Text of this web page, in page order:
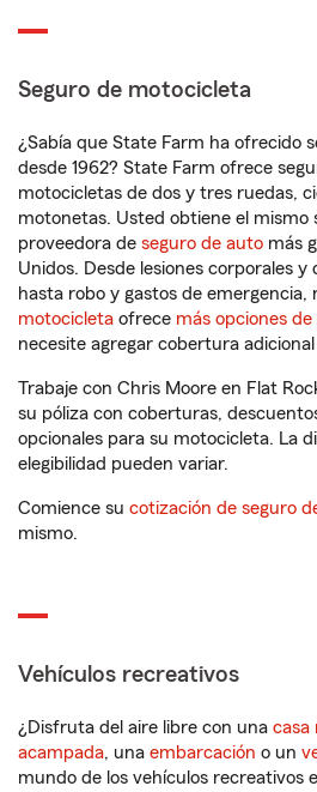
Seguro de motocicleta
¿Sabía que State Farm ha ofrecido
desde 1962? State Farm ofrece
motocicletas de dos y tres ruedas,
motonetas. Usted obtiene el mismo
proveedora de seguro de auto más
Unidos. Desde lesiones corporales y
hasta robo y gastos de emergencia,
motocicleta ofrece más opciones
necesite agregar cobertura adicional
Trabaje con Chris Moore en Flat
su póliza con coberturas,
opcionales para su motocicleta. La
elegibilidad pueden variar.
Comience su cotización de seguro
mismo.
Vehículos recreativos
¿Disfruta del aire libre con una casa
acampada, una embarcación o un
mundo de los vehículos recreativos